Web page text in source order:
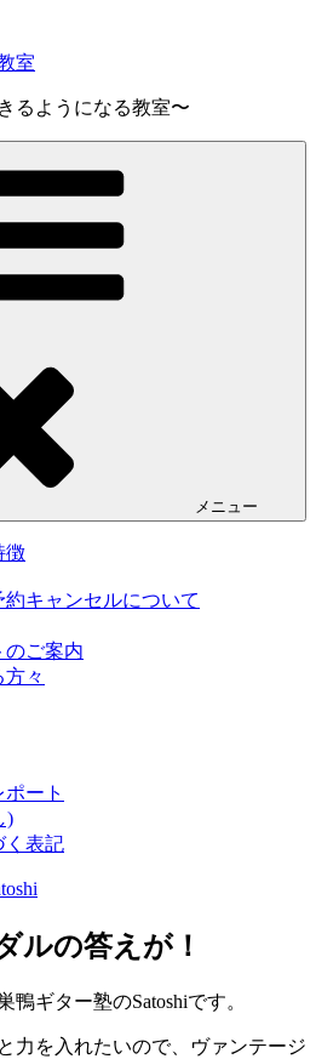
室
るようになる教室〜
メニュー
徴
キャンセルについて
のご案内
々
ポート
)
く表記
ルの答えが！
ギター塾のSatoshiです。
力を入れたいので、ヴァンテージ